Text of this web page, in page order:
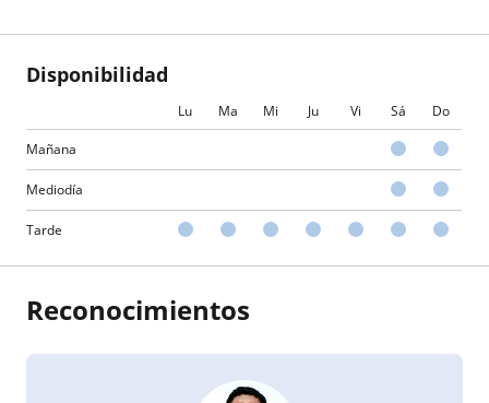
Disponibilidad
Lu Ma Mi Ju Vi Sá Do
Mañana
Mediodía
Tarde
Reconocimientos